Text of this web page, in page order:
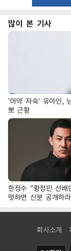
많이 본 기사
'마약 자숙' 유아인,
뽀 근황
한정수 "황정민 선
떳하면 신분 공개하
회사소개